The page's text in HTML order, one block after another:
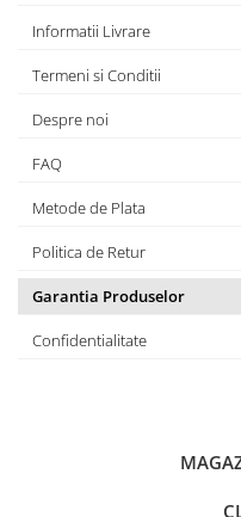
SUSPENSIE
SEMIREMORCI
NOI
VANZARE
ECHIPAMENTE SPECIALE
Informatii Livrare
Termeni si Conditii
Despre noi
FAQ
Metode de Plata
Politica de Retur
Garantia Produselor
Confidentialitate